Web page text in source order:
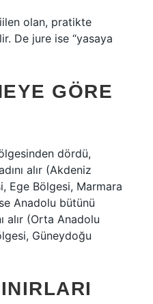
olan, pratikte
De jure ise “yasaya
GÖRE
dördü,
alır (Akdeniz
Ege Bölgesi, Marmara
Anadolu bütünü
alır (Orta Anadolu
Güneydoğu